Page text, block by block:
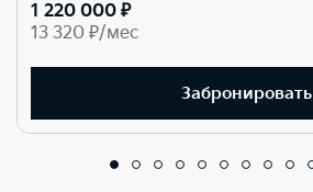
1 220 000 ₽
13 320 ₽/мес
Забронировать